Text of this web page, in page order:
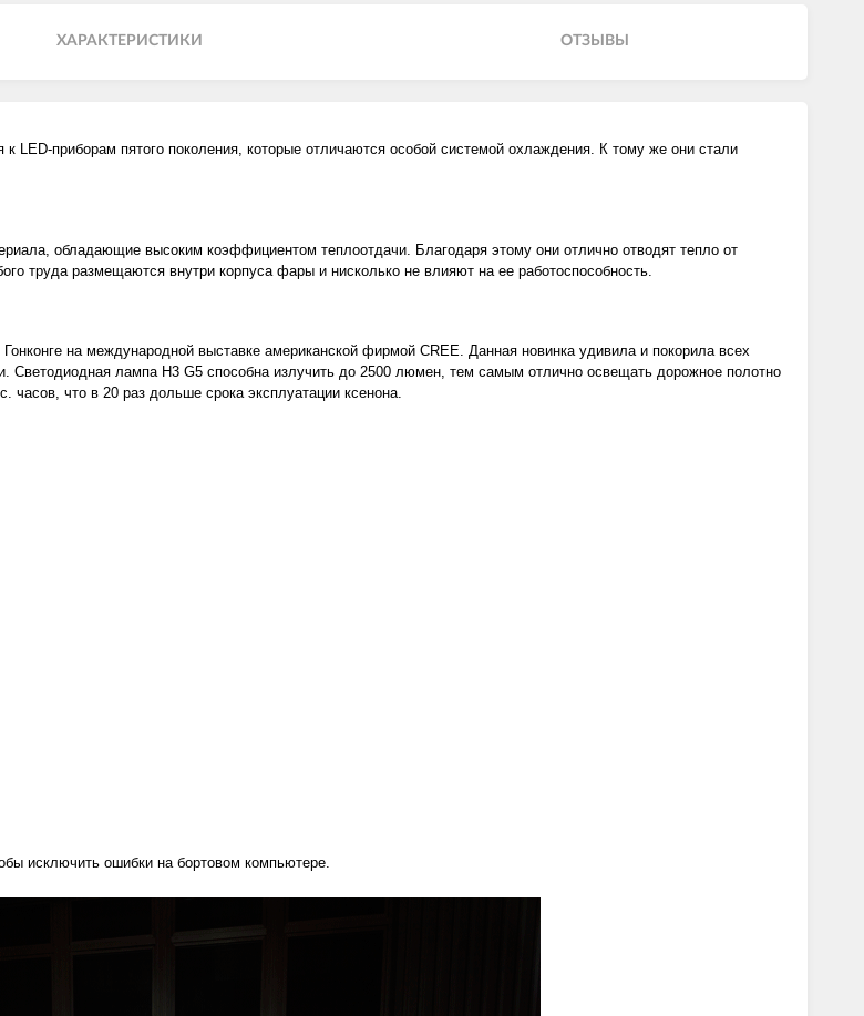
ХАРАКТЕРИСТИКИ ОТЗЫВЫ
LED-приборам пятого поколения, которые отличаются особой системой охлаждения. К тому же они стали
обладающие высоким коэффициентом теплоотдачи. Благодаря этому они отлично отводят тепло от
труда размещаются внутри корпуса фары и нисколько не влияют на ее работоспособность.
на международной выставке американской фирмой CREE. Данная новинка удивила и покорила всех
Светодиодная лампа H3 G5 способна излучить до 2500 люмен, тем самым отлично освещать дорожное полотно
что в 20 раз дольше срока эксплуатации ксенона.
исключить ошибки на бортовом компьютере.